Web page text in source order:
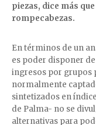
piezas, dice más
rompecabezas.
En términos de un
es poder disponer
ingresos por grupos
normalmente
sintetizados en
de Palma- no se
alternativas para